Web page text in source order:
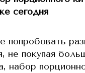
сегодня
попробовать
не покупая
набор